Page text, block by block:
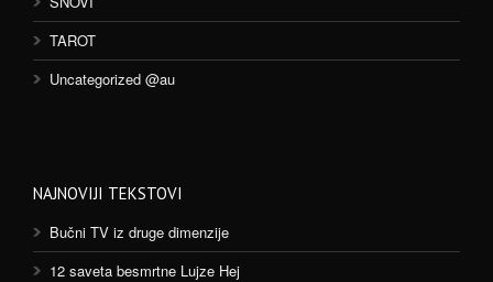
TAROT
Uncategorized @au
NAJNOVIJI TEKSTOVI
Bučni TV iz druge dimenzije
12 saveta besmrtne Lujze Hej